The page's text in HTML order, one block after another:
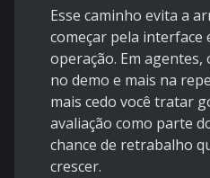
Esse caminho evita a
começar pela interface
operação. Em
no demo e mais na
mais cedo você tratar
avaliação como parte
chance de retrabalho
crescer.